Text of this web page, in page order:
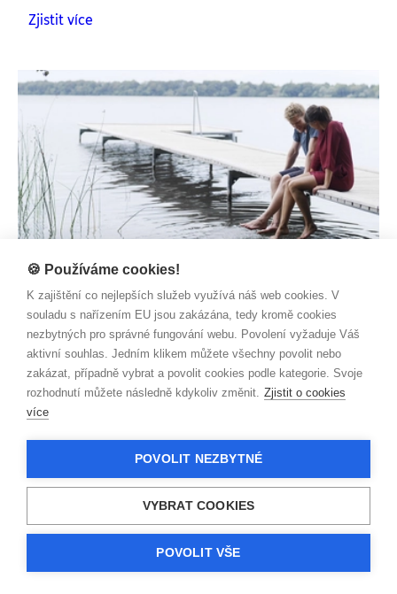
Zjistit více
SMLUVNÍ VZTAHY
Svatba není jen radost, ale také starost
Zjistit více
🍪 Používáme cookies!
K zajištění co nejlepších služeb využívá náš web cookies. V
souladu s nařízením EU jsou zakázána, tedy kromě cookies
nezbytných pro správné fungování webu. Povolení vyžaduje Váš
aktivní souhlas. Jedním klikem můžete všechny povolit nebo
zakázat, případně vybrat a povolit cookies podle kategorie. Svoje
rozhodnutí můžete následně kdykoliv změnit. Zjistit o cookies
více
POVOLIT NEZBYTNÉ
VYBRAT COOKIES
POVOLIT VŠE